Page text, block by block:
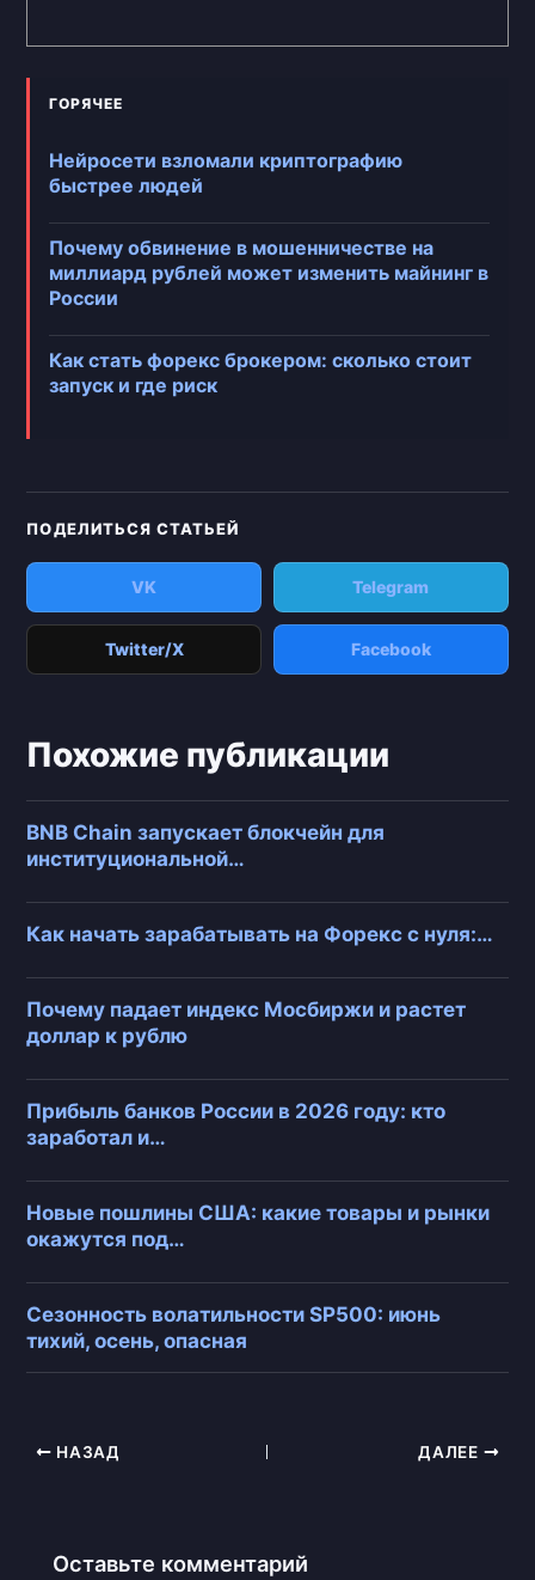
ГОРЯЧЕЕ
Нейросети взломали криптографию
быстрее людей
Почему обвинение в мошенничестве на
миллиард рублей может изменить майнинг в
России
Как стать форекс брокером: сколько стоит
запуск и где риск
ПОДЕЛИТЬСЯ СТАТЬЕЙ
VK Telegram
Twitter/X Facebook
Похожие публикации
BNB Chain запускает блокчейн для
институциональной…
Как начать зарабатывать на Форекс с нуля:…
Почему падает индекс Мосбиржи и растет
доллар к рублю
Прибыль банков России в 2026 году: кто
заработал и…
Новые пошлины США: какие товары и рынки
окажутся под…
Сезонность волатильности SP500: июнь
тихий, осень, опасная
НАЗАД ДАЛЕЕ
Оставьте комментарий